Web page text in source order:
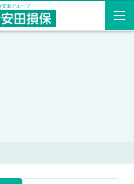
へ
安田グループ